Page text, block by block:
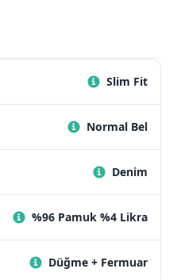
Slim Fit
Normal Bel
Denim
%96 Pamuk %4 Likra
Düğme + Fermuar